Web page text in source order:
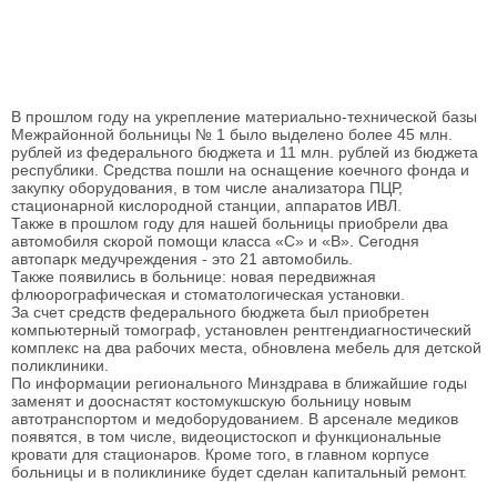
В прошлом году на укрепление материально-технической базы
Межрайонной больницы № 1 было выделено более 45 млн.
рублей из федерального бюджета и 11 млн. рублей из бюджета
республики. Средства пошли на оснащение коечного фонда и
закупку оборудования, в том числе анализатора ПЦР,
стационарной кислородной станции, аппаратов ИВЛ.
Также в прошлом году для нашей больницы приобрели два
автомобиля скорой помощи класса «С» и «В». Сегодня
автопарк медучреждения - это 21 автомобиль.
Также появились в больнице: новая передвижная
флюорографическая и стоматологическая установки.
За счет средств федерального бюджета был приобретен
компьютерный томограф, установлен рентгендиагностический
комплекс на два рабочих места, обновлена мебель для детской
поликлиники.
По информации регионального Минздрава в ближайшие годы
заменят и дооснастят костомукшскую больницу новым
автотранспортом и медоборудованием. В арсенале медиков
появятся, в том числе, видеоцистоскоп и функциональные
кровати для стационаров. Кроме того, в главном корпусе
больницы и в поликлинике будет сделан капитальный ремонт.